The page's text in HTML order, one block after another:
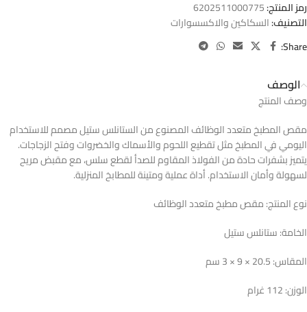
رمز المنتج:6202511000775
التصنيف:السكاكين والاكسسوارات
Share:
الوصف
وصف المنتج
مقص المطبخ متعدد الوظائف المصنوع من الستانلس ستيل مصمم للاستخدام
اليومي في المطبخ مثل تقطيع اللحوم والأسماك والخضروات وفتح الزجاجات.
يتميز بشفرات حادة من الفولاذ المقاوم للصدأ لقطع سلس، مع مقبض مريح
لسهولة وأمان الاستخدام. أداة عملية ومتينة للمطابخ المنزلية.
نوع المنتج: مقص مطبخ متعدد الوظائف
الخامة: ستانلس ستيل
المقاس: 20.5 × 9 × 3 سم
الوزن: 112 غرام